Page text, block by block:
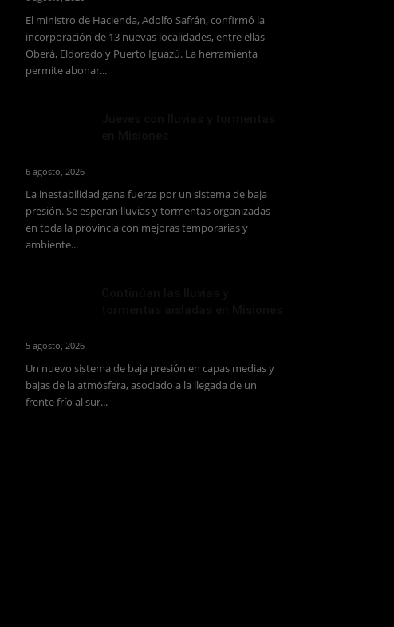
El ministro de Hacienda, Adolfo Safrán, confirmó la
incorporación de 13 nuevas localidades, entre ellas
Oberá, Eldorado y Puerto Iguazú. La herramienta
permite abonar...
6 agosto, 2026
La inestabilidad gana fuerza por un sistema de baja
presión. Se esperan lluvias y tormentas organizadas
en toda la provincia con mejoras temporarias y
ambiente...
5 agosto, 2026
Un nuevo sistema de baja presión en capas medias y
bajas de la atmósfera, asociado a la llegada de un
frente frío al sur...